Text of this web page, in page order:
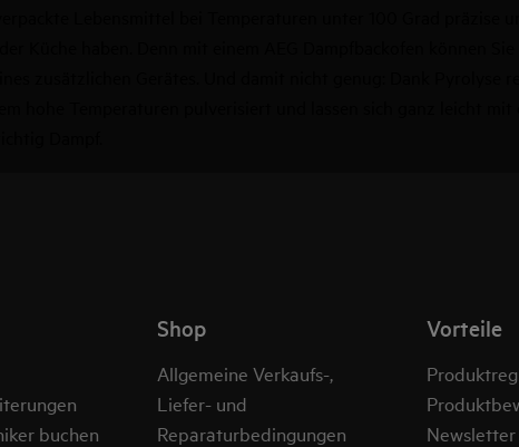
buchen
Shop
Allgemeine Verkaufs-,
Liefer- und
Reparaturbedingungen
Vorteile
Newsletter